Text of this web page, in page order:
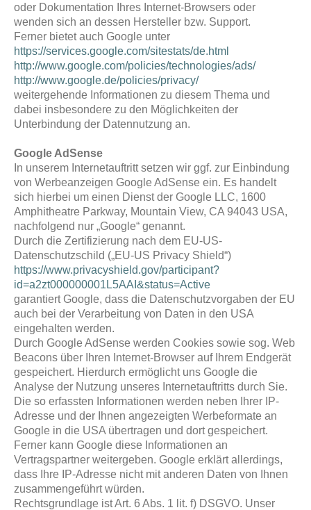
oder Dokumentation Ihres Internet-Browsers oder
wenden sich an dessen Hersteller bzw. Support.
Ferner bietet auch Google unter
https://services.google.com/sitestats/de.html
http://www.google.com/policies/technologies/ads/
http://www.google.de/policies/privacy/
weitergehende Informationen zu diesem Thema und
dabei insbesondere zu den Möglichkeiten der
Unterbindung der Datennutzung an.
Google AdSense
In unserem Internetauftritt setzen wir ggf. zur Einbindung
von Werbeanzeigen Google AdSense ein. Es handelt
sich hierbei um einen Dienst der Google LLC, 1600
Amphitheatre Parkway, Mountain View, CA 94043 USA,
nachfolgend nur „Google“ genannt.
Durch die Zertifizierung nach dem EU-US-
Datenschutzschild („EU-US Privacy Shield“)
https://www.privacyshield.gov/participant?
id=a2zt000000001L5AAI&status=Active
garantiert Google, dass die Datenschutzvorgaben der EU
auch bei der Verarbeitung von Daten in den USA
eingehalten werden.
Durch Google AdSense werden Cookies sowie sog. Web
Beacons über Ihren Internet-Browser auf Ihrem Endgerät
gespeichert. Hierdurch ermöglicht uns Google die
Analyse der Nutzung unseres Internetauftritts durch Sie.
Die so erfassten Informationen werden neben Ihrer IP-
Adresse und der Ihnen angezeigten Werbeformate an
Google in die USA übertragen und dort gespeichert.
Ferner kann Google diese Informationen an
Vertragspartner weitergeben. Google erklärt allerdings,
dass Ihre IP-Adresse nicht mit anderen Daten von Ihnen
zusammengeführt würden.
Rechtsgrundlage ist Art. 6 Abs. 1 lit. f) DSGVO. Unser